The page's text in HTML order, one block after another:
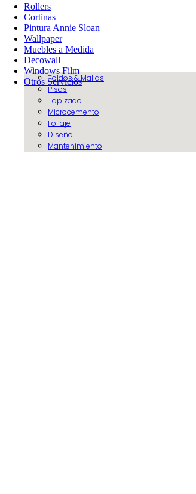
Rollers
Cortinas
Pintura Annie Sloan
Wallpaper
Muebles a Medida
Decowall
Windows Film
Otros Servicios
Toldos & Mallas
Pisos
Tapizado
Microcemento
Follaje
Diseño
Mantenimiento